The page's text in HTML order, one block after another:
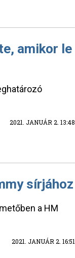
amikor le
2021. JANUÁR 2. 13:48
sírjához
a HM
2021. JANUÁR 2. 16:51